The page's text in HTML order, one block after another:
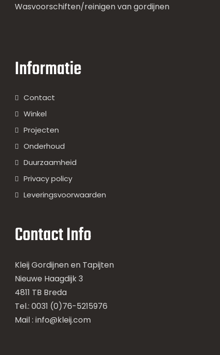
Wasvoorschiften/reinigen van gordijnen
Informatie
Contact
Winkel
Projecten
Onderhoud
Duurzaamheid
Privacy policy
Leveringsvoorwaarden
Contact Info
Kleij Gordijnen en Tapijten
Nieuwe Haagdijk 3
4811 TB Breda
Tel.: 0031 (0)76-5215976
Mail : info@kleij.com